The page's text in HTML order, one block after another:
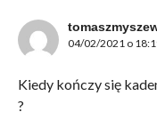
04/02/2021 o
Kiedy kończy się
?